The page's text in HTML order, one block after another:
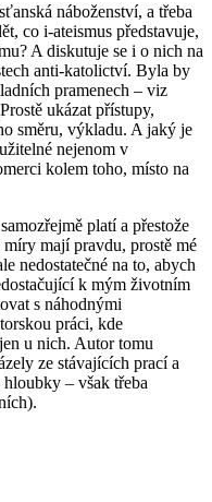
náboženství, a třeba
co i-ateismus představuje,
A diskutuje se i o nich na
anti-katolictví. Byla by
pramenech – viz
ukázat přístupy,
směru, výkladu. A jaký je
nejenom v
kolem toho, místo na
platí a přestože
mají pravdu, prostě mé
nedostatečné na to, abych
k mým životním
s náhodnými
práci, kde
u nich. Autor tomu
ze stávajících prací a
– však třeba